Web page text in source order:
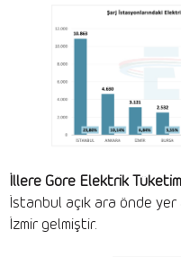
İllere Göre Elektrik
İstanbul açık ara önde yer
İzmir gelmiştir.